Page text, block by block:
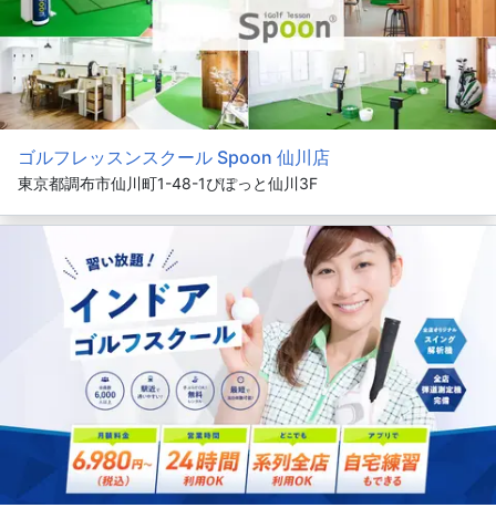
ゴルフレッスンスクール Spoon 仙川店
東京都調布市仙川町1-48-1ぴぽっと仙川3F